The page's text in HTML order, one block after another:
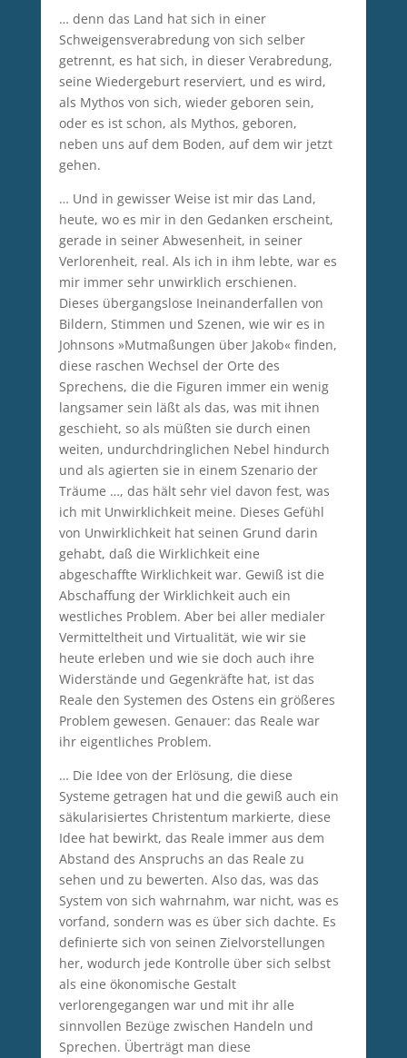
… denn das Land hat sich in einer
Schweigensverabredung von sich selber
getrennt, es hat sich, in dieser Verabredung,
seine Wiedergeburt reserviert, und es wird,
als Mythos von sich, wieder geboren sein,
oder es ist schon, als Mythos, geboren,
neben uns auf dem Boden, auf dem wir jetzt
gehen.
… Und in gewisser Weise ist mir das Land,
heute, wo es mir in den Gedanken erscheint,
gerade in seiner Abwesenheit, in seiner
Verlorenheit, real. Als ich in ihm lebte, war es
mir immer sehr unwirklich erschienen.
Dieses übergangslose Ineinanderfallen von
Bildern, Stimmen und Szenen, wie wir es in
Johnsons »Mutmaßungen über Jakob« finden,
diese raschen Wechsel der Orte des
Sprechens, die die Figuren immer ein wenig
langsamer sein läßt als das, was mit ihnen
geschieht, so als müßten sie durch einen
weiten, undurchdringlichen Nebel hindurch
und als agierten sie in einem Szenario der
Träume …, das hält sehr viel davon fest, was
ich mit Unwirklichkeit meine. Dieses Gefühl
von Unwirklichkeit hat seinen Grund darin
gehabt, daß die Wirklichkeit eine
abgeschaffte Wirklichkeit war. Gewiß ist die
Abschaffung der Wirklichkeit auch ein
westliches Problem. Aber bei aller medialer
Vermitteltheit und Virtualität, wie wir sie
heute erleben und wie sie doch auch ihre
Widerstände und Gegenkräfte hat, ist das
Reale den Systemen des Ostens ein größeres
Problem gewesen. Genauer: das Reale war
ihr eigentliches Problem.
… Die Idee von der Erlösung, die diese
Systeme getragen hat und die gewiß auch ein
säkularisiertes Christentum markierte, diese
Idee hat bewirkt, das Reale immer aus dem
Abstand des Anspruchs an das Reale zu
sehen und zu bewerten. Also das, was das
System von sich wahrnahm, war nicht, was es
vorfand, sondern was es über sich dachte. Es
definierte sich von seinen Zielvorstellungen
her, wodurch jede Kontrolle über sich selbst
als eine ökonomische Gestalt
verlorengegangen war und mit ihr alle
sinnvollen Bezüge zwischen Handeln und
Sprechen. Überträgt man diese